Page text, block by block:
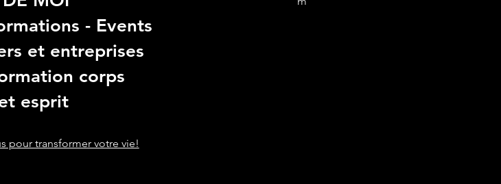
- Events
et entreprises
corps
esprit
pour transformer votre vie!